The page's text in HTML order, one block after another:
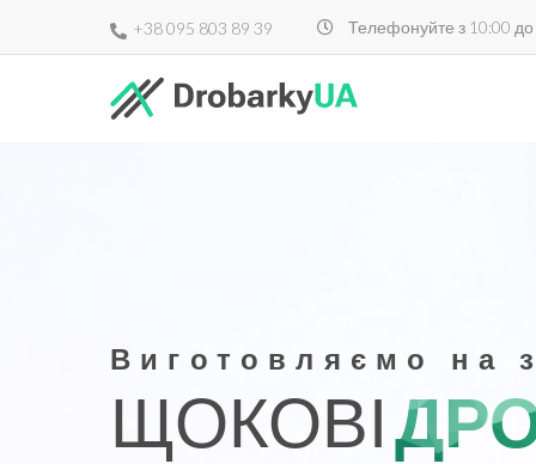
+38 095 803 89 39 Телефонуйте з 10:00
Виготовляємо на
ЩОКОВІ